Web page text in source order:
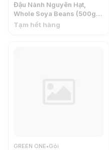
Đậu Nành Nguyên Hạt,
Whole Soya Beans (500g) -
GREEN ONE
Tạm hết hàng
GREEN ONE•Gói